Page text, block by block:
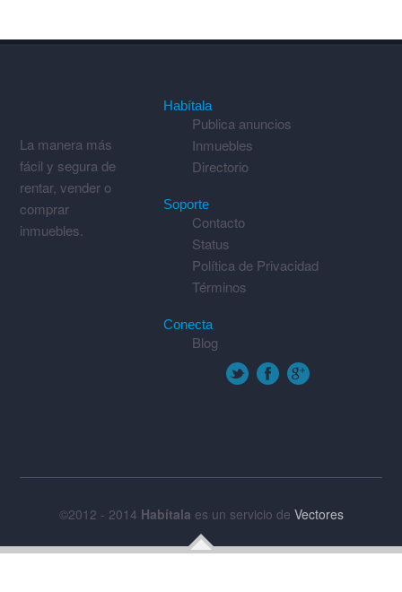
La manera más
fácil y segura de
rentar, vender o
comprar
inmuebles.
Habítala
Publica anuncios
Inmuebles
Directorio
Soporte
Contacto
Status
Política de Privacidad
Términos
Conecta
Blog
©2012 - 2014 Habítala es un servicio de Vectores